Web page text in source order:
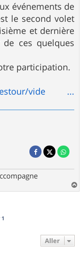
événements de
le second volet
et dernière
ces quelques
participation.
vide ...
a
1
Aller